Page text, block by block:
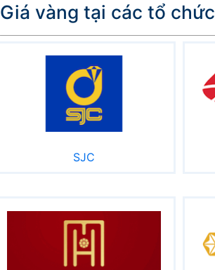
Giá vàng tại các tổ chức
SJC